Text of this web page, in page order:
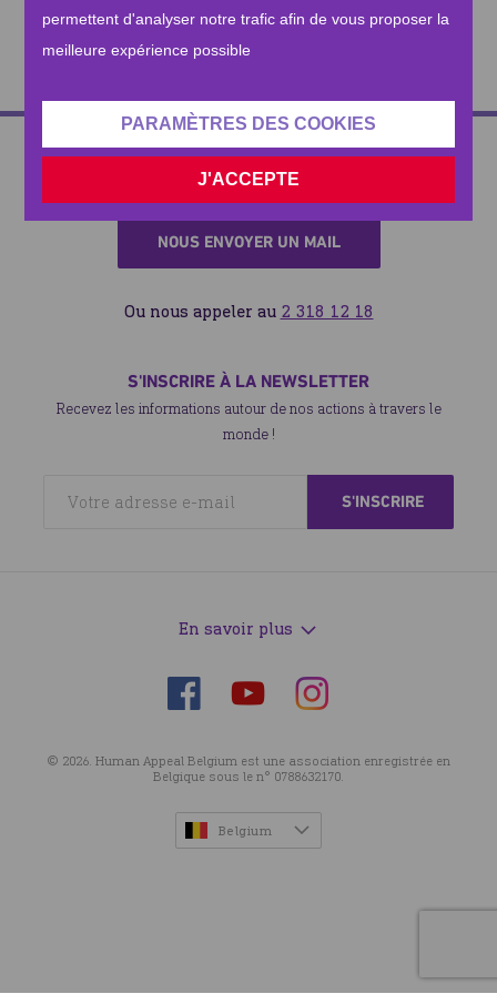
permettent d'analyser notre trafic afin de vous proposer la
meilleure expérience possible
PARAMÈTRES DES COOKIES
J'ACCEPTE
ou deux !
CONTACTEZ-NOUS
Besoin de nous contacter? Rien de plus simple !
NOUS ENVOYER UN MAIL
Ou nous appeler au 2 318 12 18
S'INSCRIRE À LA NEWSLETTER
Recevez les informations autour de nos actions à travers le
monde !
En savoir plus
Suivez-
nous
Facebook
Suivez-
YouTube
Suivez-
nous
Instagram
© 2026. Human Appeal Belgium est une association enregistrée en
Belgique sous le n° 0788632170.
Belgium